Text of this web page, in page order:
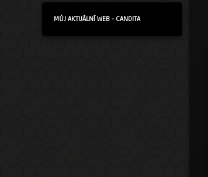
MŮJ AKTUÁLNÍ WEB - CANDITA